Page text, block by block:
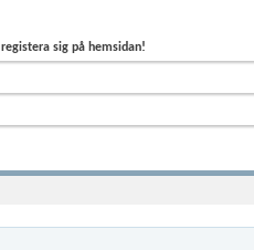
sig på hemsidan!